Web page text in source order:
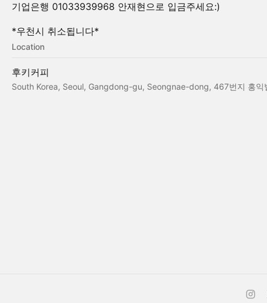
기업은행 01033939968 안재현으로 입금주세요:)
*우천시 취소됩니다*
Location
후키커피
South Korea, Seoul, Gangdong-gu, Seongnae-dong, 467번지 홍익